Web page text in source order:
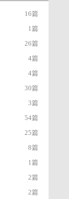
16篇
1篇
26篇
4篇
4篇
30篇
3篇
54篇
25篇
8篇
1篇
2篇
2篇